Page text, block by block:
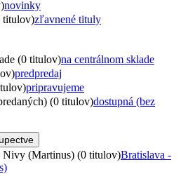
novinky
titulov)zľavnené tituly
(0 titulov)na centrálnom sklade
predpredaj
pripravujeme
(0 titulov)dostupná (bez
Nivy (Martinus) (0 titulov)Bratislava -